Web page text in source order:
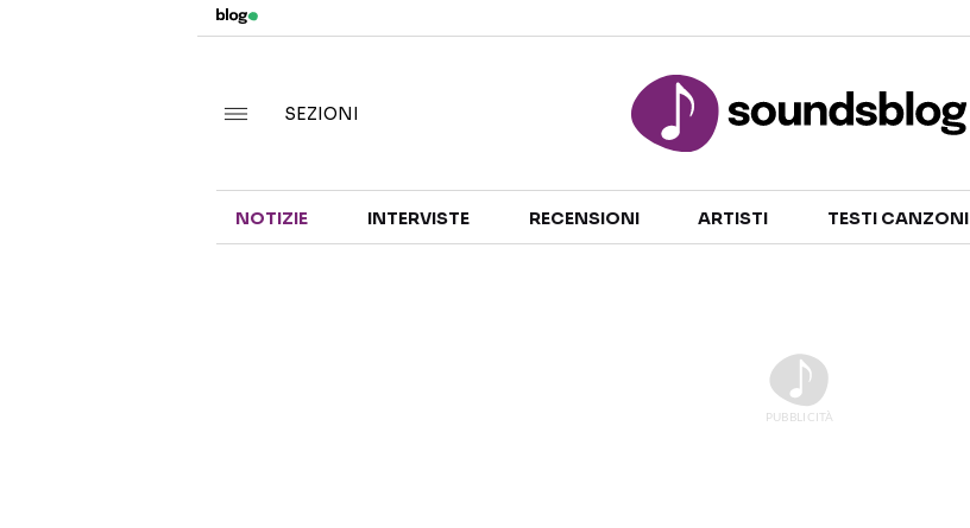
TALENT SHOW
SEZIONI
NOTIZIE INTERVISTE RECENSIONI ARTISTI TESTI CANZONI